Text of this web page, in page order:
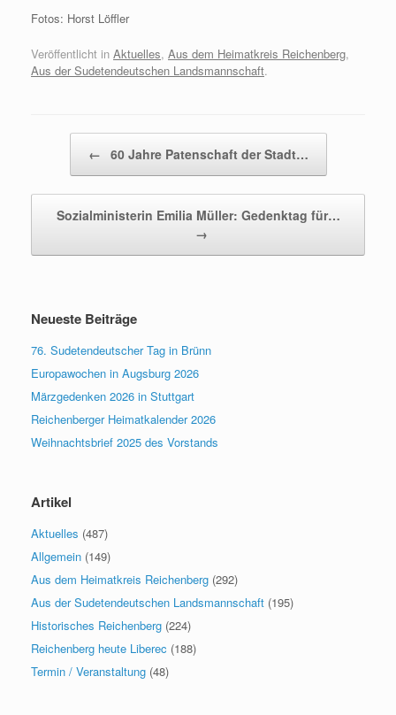
Fotos: Horst Löffler
Veröffentlicht in Aktuelles, Aus dem Heimatkreis Reichenberg,
Aus der Sudetendeutschen Landsmannschaft.
← 60 Jahre Patenschaft der Stadt…
Sozialministerin Emilia Müller: Gedenktag für…
→
Neueste Beiträge
76. Sudetendeutscher Tag in Brünn
Europawochen in Augsburg 2026
Märzgedenken 2026 in Stuttgart
Reichenberger Heimatkalender 2026
Weihnachtsbrief 2025 des Vorstands
Artikel
Aktuelles (487)
Allgemein (149)
Aus dem Heimatkreis Reichenberg (292)
Aus der Sudetendeutschen Landsmannschaft (195)
Historisches Reichenberg (224)
Reichenberg heute Liberec (188)
Termin / Veranstaltung (48)